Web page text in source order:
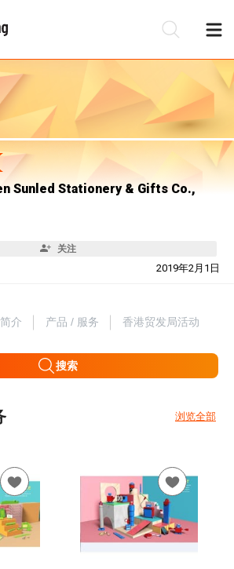
Sunled Stationery & Gifts Co.,
关注
2019年2月1日
简介 产品 / 服务 香港贸发局活动
搜索
浏览全部